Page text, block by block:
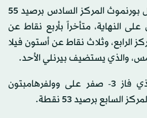
بهذه النتيجة، يحتل بورنموث المركز السادس برصيد 55
النهاية، متأخراً بأربع نقاط عن
الرابع، وثلاث نقاط عن أستون فيلا
والذي يستضيف بيرنلي الأحد.
ويحتل برايتون، الذي فاز 3- صفر على وولفرهامبتون
السابع برصيد 53 نقطة.